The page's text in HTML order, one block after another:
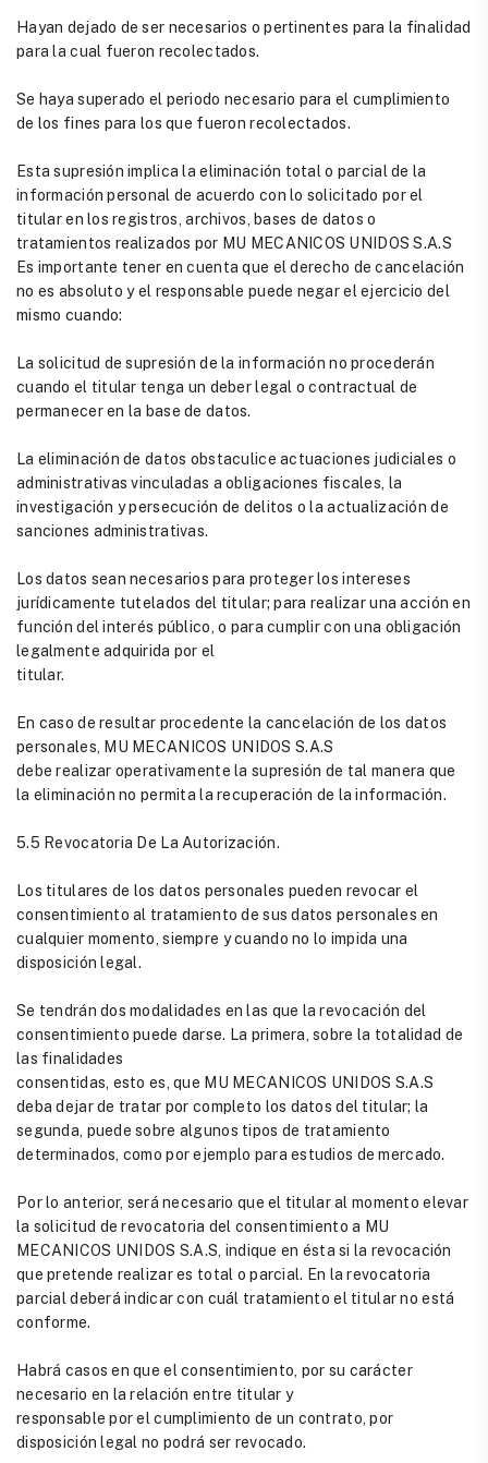
Hayan dejado de ser necesarios o pertinentes para la finalidad
para la cual fueron recolectados.
Se haya superado el periodo necesario para el cumplimiento
de los fines para los que fueron recolectados.
Esta supresión implica la eliminación total o parcial de la
información personal de acuerdo con lo solicitado por el
titular en los registros, archivos, bases de datos o
tratamientos realizados por MU MECANICOS UNIDOS S.A.S
Es importante tener en cuenta que el derecho de cancelación
no es absoluto y el responsable puede negar el ejercicio del
mismo cuando:
La solicitud de supresión de la información no procederán
cuando el titular tenga un deber legal o contractual de
permanecer en la base de datos.
La eliminación de datos obstaculice actuaciones judiciales o
administrativas vinculadas a obligaciones fiscales, la
investigación y persecución de delitos o la actualización de
sanciones administrativas.
Los datos sean necesarios para proteger los intereses
jurídicamente tutelados del titular; para realizar una acción en
función del interés público, o para cumplir con una obligación
legalmente adquirida por el
titular.
En caso de resultar procedente la cancelación de los datos
personales, MU MECANICOS UNIDOS S.A.S
debe realizar operativamente la supresión de tal manera que
la eliminación no permita la recuperación de la información.
5.5 Revocatoria De La Autorización.
Los titulares de los datos personales pueden revocar el
consentimiento al tratamiento de sus datos personales en
cualquier momento, siempre y cuando no lo impida una
disposición legal.
Se tendrán dos modalidades en las que la revocación del
consentimiento puede darse. La primera, sobre la totalidad de
las finalidades
consentidas, esto es, que MU MECANICOS UNIDOS S.A.S
deba dejar de tratar por completo los datos del titular; la
segunda, puede sobre algunos tipos de tratamiento
determinados, como por ejemplo para estudios de mercado.
Por lo anterior, será necesario que el titular al momento elevar
la solicitud de revocatoria del consentimiento a MU
MECANICOS UNIDOS S.A.S, indique en ésta si la revocación
que pretende realizar es total o parcial. En la revocatoria
parcial deberá indicar con cuál tratamiento el titular no está
conforme.
Habrá casos en que el consentimiento, por su carácter
necesario en la relación entre titular y
responsable por el cumplimiento de un contrato, por
disposición legal no podrá ser revocado.